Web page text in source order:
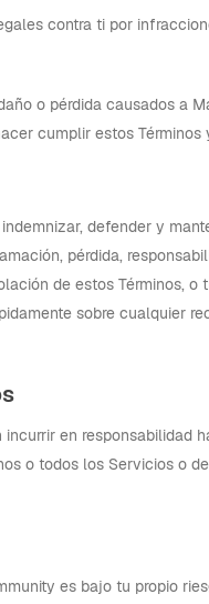
contra ti por
o pérdida causados a
cumplir estos
defender y
pérdida,
de estos Términos,
sobre cualquier
en
o todos los Servicios o
es bajo tu propio